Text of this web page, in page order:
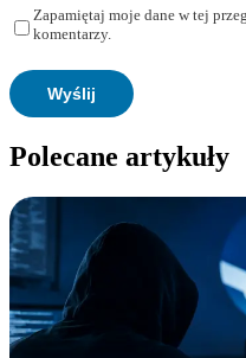
Zapamiętaj moje dane w tej
komentarzy.
Polecane artykuły